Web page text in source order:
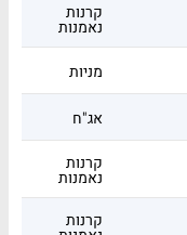
קרנות
נאמנות
מניות
אג"ח
קרנות
נאמנות
קרנות